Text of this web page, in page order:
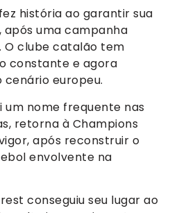
história ao garantir sua
uma campanha
O clube catalão tem
constante e agora
europeu.
um nome frequente nas
retorna à Champions
após reconstruir o
envolvente na
conseguiu seu lugar ao